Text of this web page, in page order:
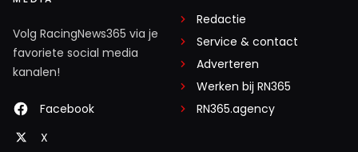
Volg RacingNews365 via je
favoriete social media
kanalen!
Facebook
X
Redactie
Service & contact
Adverteren
Werken bij RN365
RN365.agency